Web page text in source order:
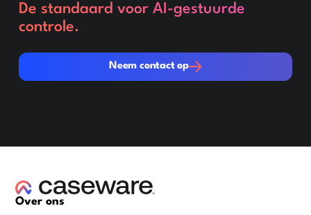
De standaard voor AI-gestuurde
controle.
Neem contact op
Neem contact op
Over ons